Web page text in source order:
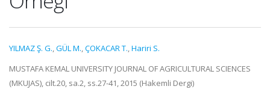
YILMAZ Ş. G.,GÜL M.,ÇOKACAR T.,Hariri S.
MUSTAFA KEMAL UNIVERSITY JOURNAL OF AGRICULTURAL SCIENCES
(MKUJAS), cilt.20, sa.2, ss.27-41, 2015 (Hakemli Dergi)